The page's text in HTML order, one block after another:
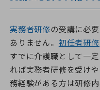
実務者研修の受講に必
ありません。 初任者研修
すでに介護職として一
れば実務者研修を受け
務経験がある方は研修